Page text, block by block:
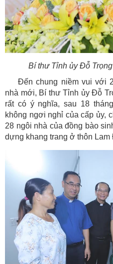
Bí thư Tỉnh ủy Đỗ
Đến chung niềm vui với
nhà mới, Bí thư Tỉnh ủy Đỗ
rất có ý nghĩa, sau 18
không ngơi nghỉ của cấp ủy,
28 ngôi nhà của đồng bào
dựng khang trang ở thôn Lam